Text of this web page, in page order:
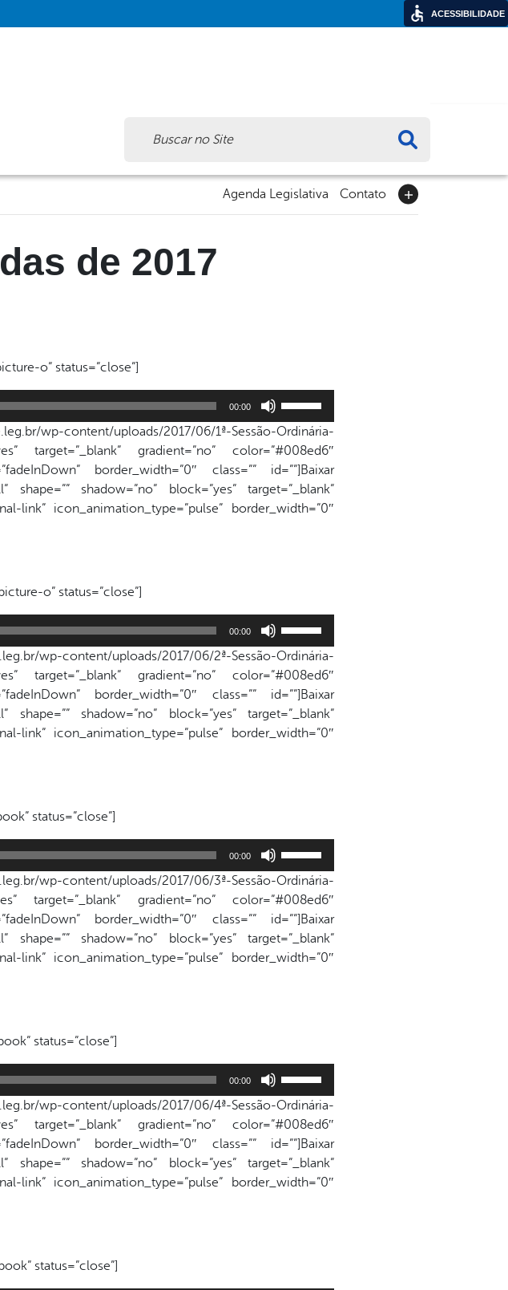
Agenda Legislativa Contato
de 2017
o” status=”close”]
00:00
setas
para
cima
ou
para
o
volume.
wp-content/uploads/2017/06/1ª-Sessão-Ordinária-
target=”_blank” gradient=”no” color=”#008ed6″
border_width=”0″ class=”” id=””]Baixar
shadow=”no” block=”yes” target=”_blank”
link” icon_animation_type=”pulse” border_width=”0″
o” status=”close”]
00:00
setas
para
cima
ou
para
o
volume.
wp-content/uploads/2017/06/2ª-Sessão-Ordinária-
target=”_blank” gradient=”no” color=”#008ed6″
border_width=”0″ class=”” id=””]Baixar
shadow=”no” block=”yes” target=”_blank”
link” icon_animation_type=”pulse” border_width=”0″
status=”close”]
00:00
setas
para
cima
ou
para
o
volume.
wp-content/uploads/2017/06/3ª-Sessão-Ordinária-
target=”_blank” gradient=”no” color=”#008ed6″
border_width=”0″ class=”” id=””]Baixar
shadow=”no” block=”yes” target=”_blank”
link” icon_animation_type=”pulse” border_width=”0″
status=”close”]
00:00
setas
para
cima
ou
para
wp-content/uploads/2017/06/4ª-Sessão-Ordinária-
target=”_blank” gradient=”no” color=”#008ed6″
border_width=”0″ class=”” id=””]Baixar
shadow=”no” block=”yes” target=”_blank”
link” icon_animation_type=”pulse” border_width=”0″
status=”close”]
ACESSIBILIDADE